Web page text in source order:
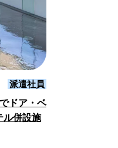
派遣社員
ドア・ベ
ル併設施